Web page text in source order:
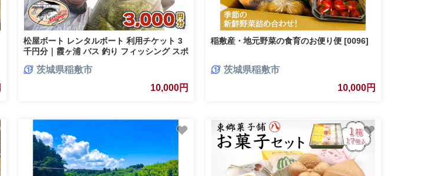
松屋ボート レンタルボート 利用チケット 3
千円分｜霞ヶ浦 バス 釣り フィッシング スポ
茨城県稲敷市
10,000円
稲敷産・地元野菜の食育のお便り便 [0096]
茨城県稲敷市
10,000円